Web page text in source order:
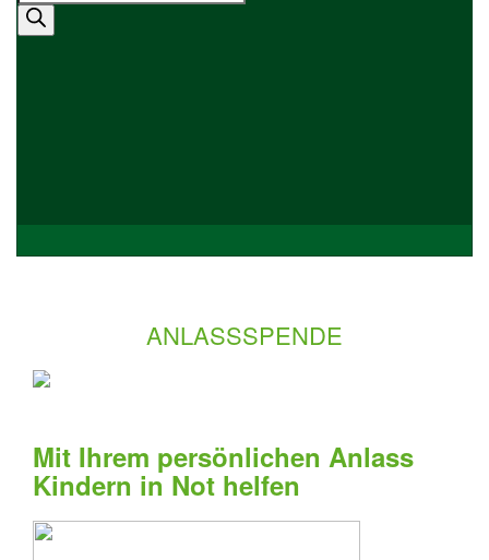
ANLASSSPENDE
Mit Ihrem persönlichen Anlass
Kindern in Not helfen